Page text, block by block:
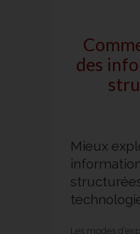
des
Mieux
Les modes